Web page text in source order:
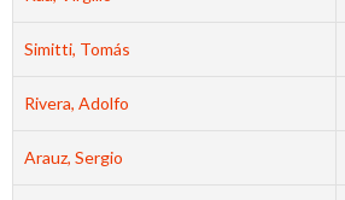
Simitti, Tomás
Rivera, Adolfo
Arauz, Sergio